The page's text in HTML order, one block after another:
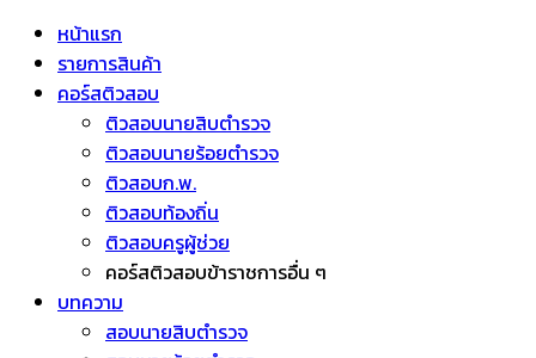
หน้าแรก
รายการสินค้า
คอร์สติวสอบ
ติวสอบนายสิบตำรวจ
ติวสอบนายร้อยตำรวจ
ติวสอบก.พ.
ติวสอบท้องถิ่น
ติวสอบครูผู้ช่วย
คอร์สติวสอบข้าราชการอื่น ๆ
บทความ
สอบนายสิบตำรวจ